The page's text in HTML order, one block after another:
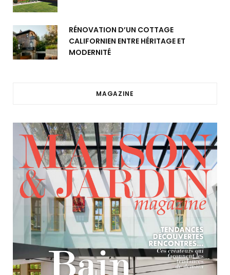
RÉNOVATION D’UN COTTAGE
CALIFORNIEN ENTRE HÉRITAGE ET
MODERNITÉ
MAGAZINE